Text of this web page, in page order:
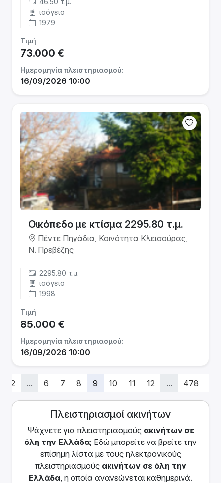
46.50 τ.μ.
ισόγειο
1979
Τιμή:
73.000 €
Ημερομηνία πλειστηριασμού:
16/09/2026 10:00
Οικόπεδο με κτίσμα 2295.80 τ.μ.
Πέντε Πηγάδια, Κοινότητα Κλεισούρας,
Ν. Πρεβέζης
2295.80 τ.μ.
ισόγειο
1998
Τιμή:
85.000 €
Ημερομηνία πλειστηριασμού:
16/09/2026 10:00
2 ... 6 7 8 9 10 11 12 ... 478
Πλειστηριασμοί ακινήτων
Ψάχνετε για πλειστηριασμoύς ακινήτων σε
όλη την Ελλάδα; Εδώ μπορείτε να βρείτε την
επίσημη λίστα με τους ηλεκτρονικούς
πλειστηριασμούς ακινήτων σε όλη την
Ελλάδα, η οποία ανανεώνεται καθημερινά.